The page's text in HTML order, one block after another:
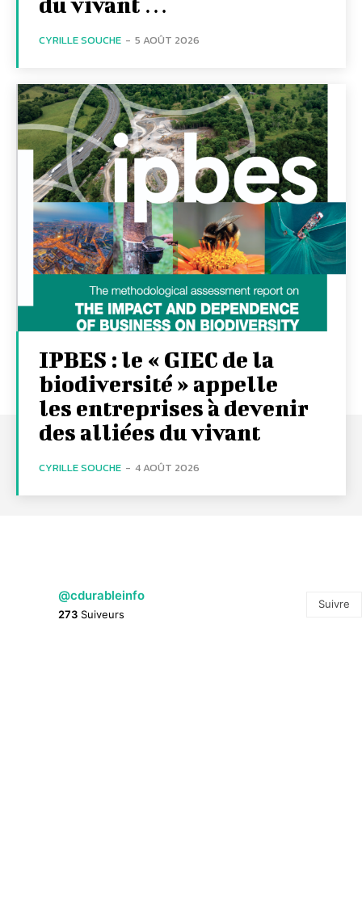
CYRILLE SOUCHE - 5 AOÛT 2026
IPBES : le « GIEC de la
biodiversité » appelle
les entreprises à devenir
des alliées du vivant
CYRILLE SOUCHE - 4 AOÛT 2026
@cdurableinfo
273 Suiveurs
Suivre